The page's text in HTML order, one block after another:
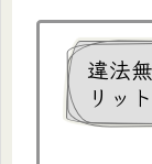
違法
リット